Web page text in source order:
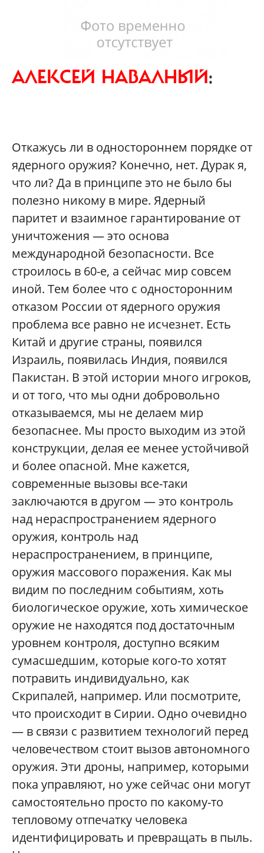
АЛЕКСЕЙ НАВАЛНЫЙ:
Откажусь ли в одностороннем порядке от
ядерного оружия? Конечно, нет. Дурак я,
что ли? Да в принципе это не было бы
полезно никому в мире. Ядерный
паритет и взаимное гарантирование от
уничтожения — это основа
международной безопасности. Все
строилось в 60-е, а сейчас мир совсем
иной. Тем более что с односторонним
отказом России от ядерного оружия
проблема все равно не исчезнет. Есть
Китай и другие страны, появился
Израиль, появилась Индия, появился
Пакистан. В этой истории много игроков,
и от того, что мы одни добровольно
отказываемся, мы не делаем мир
безопаснее. Мы просто выходим из этой
конструкции, делая ее менее устойчивой
и более опасной. Мне кажется,
современные вызовы все-таки
заключаются в другом — это контроль
над нераспространением ядерного
оружия, контроль над
нераспространением, в принципе,
оружия массового поражения. Как мы
видим по последним событиям, хоть
биологическое оружие, хоть химическое
оружие не находятся под достаточным
уровнем контроля, доступно всяким
сумасшедшим, которые кого-то хотят
потравить индивидуально, как
Скрипалей, например. Или посмотрите,
что происходит в Сирии. Одно очевидно
— в связи с развитием технологий перед
человечеством стоит вызов автономного
оружия. Эти дроны, например, которыми
пока управляют, но уже сейчас они могут
самостоятельно просто по какому-то
тепловому отпечатку человека
идентифицировать и превращать в пыль.